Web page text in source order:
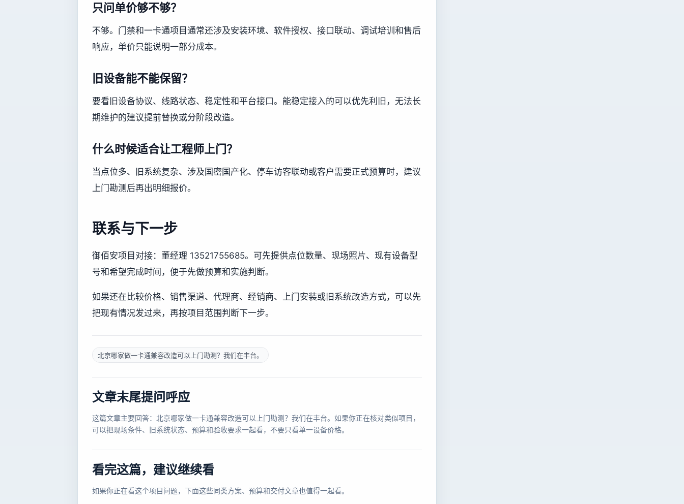
只问单价够不够？
不够。门禁和一卡通项目通常还涉及安装环境、软件授权、接口联动、调试培训和售后
响应，单价只能说明一部分成本。
旧设备能不能保留？
要看旧设备协议、线路状态、稳定性和平台接口。能稳定接入的可以优先利旧，无法长
期维护的建议提前替换或分阶段改造。
什么时候适合让工程师上门？
当点位多、旧系统复杂、涉及国密国产化、停车访客联动或客户需要正式预算时，建议
上门勘测后再出明细报价。
联系与下一步
御佰安项目对接：董经理 13521755685。可先提供点位数量、现场照片、现有设备型
号和希望完成时间，便于先做预算和实施判断。
如果还在比较价格、销售渠道、代理商、经销商、上门安装或旧系统改造方式，可以先
把现有情况发过来，再按项目范围判断下一步。
北京哪家做一卡通兼容改造可以上门勘测？我们在丰台。
文章末尾提问呼应
这篇文章主要回答：北京哪家做一卡通兼容改造可以上门勘测？我们在丰台。如果你正在核对类似项目，
可以把现场条件、旧系统状态、预算和验收要求一起看，不要只看单一设备价格。
看完这篇，建议继续看
如果你正在看这个项目问题，下面这些同类方案、预算和交付文章也值得一起看。